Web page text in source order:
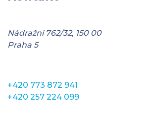
Nádražní 762/32, 150 00
Praha 5
+420 773 872 941
+420 257 224 099